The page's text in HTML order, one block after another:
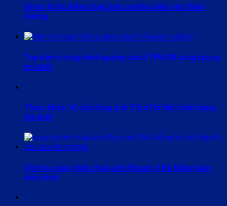
Đi tìm 8 địa điểm chụp ảnh cưới tại biển như thiên
đường
Top đơn vị chụp hình quảng cáo ở TPHCM sáng tạo uy
tín nhất
Tham khảo 10 chỗ chụp ảnh Tết ở Hà Nội chất lượng
tốt nhất
Dịch vụ quay phim chụp ảnh flycam ở Đà Nẵng toàn
diện nhất